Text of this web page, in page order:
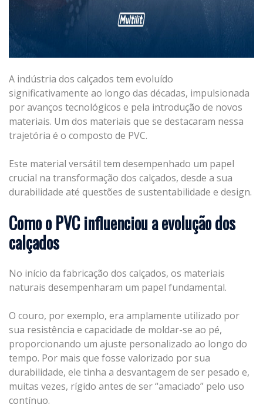
A indústria dos calçados tem evoluído
significativamente ao longo das décadas, impulsionada
por avanços tecnológicos e pela introdução de novos
materiais. Um dos materiais que se destacaram nessa
trajetória é o composto de PVC.
Este material versátil tem desempenhado um papel
crucial na transformação dos calçados, desde a sua
durabilidade até questões de sustentabilidade e design.
Como o PVC influenciou a evolução dos
calçados
No início da fabricação dos calçados, os materiais
naturais desempenharam um papel fundamental.
O couro, por exemplo, era amplamente utilizado por
sua resistência e capacidade de moldar-se ao pé,
proporcionando um ajuste personalizado ao longo do
tempo. Por mais que fosse valorizado por sua
durabilidade, ele tinha a desvantagem de ser pesado e,
muitas vezes, rígido antes de ser “amaciado” pelo uso
contínuo.